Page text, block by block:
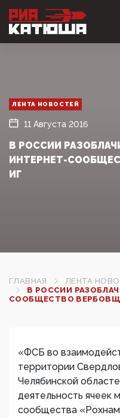
ЛЕНТА НОВОСТЕЙ
11 Августа 2016
В РОССИИ
ИНТЕРНЕТ-
ИГ
ГЛАВНАЯ
ЛЕНТА
В РОССИИ
СООБЩЕСТВО
«ФСБ во
территории
Челябинской
деятельность ячеек
сообщества